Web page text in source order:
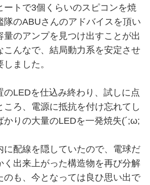
ートで3個くらいのスピコンを焼
隊のABUさんのアドバイスを頂い
量のアンプを見つけ出すことが出
こんなで、結局動力系を安定させ
ました。
のLEDを仕込み終わり、試しに点
ころ、電源に抵抗を付け忘れてし
かりの大量のLEDを一発焼失(´;ω;
に配線を隠していたので、電球だ
く出来上がった構造物を再び分解
のも、今となっては良ひ思い出で